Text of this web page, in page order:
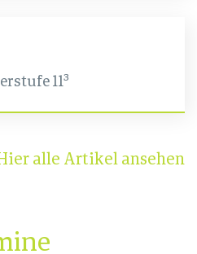
11³
alle Artikel ansehen